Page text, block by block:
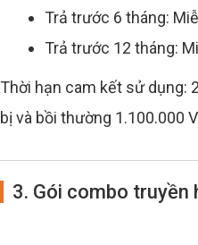
Trả trước 6 tháng:
Trả trước 12 tháng:
Thời hạn cam kết sử dụng:
bị và bồi thường 1.100.000
3. Gói combo truyền